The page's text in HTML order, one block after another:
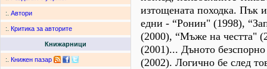
:. Автори
:. Критика за авторите
Книжарници
:. Книжен пазар
изтощената походка. Пък
едни - “Ронин" (1998),
(2000), “Мъже на честта"
(2001)... Дъното
(2002). Логично бе след